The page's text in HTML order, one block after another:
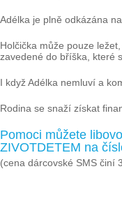
Adélka je plně odkázána
Holčička může pouze
zavedené do bříška, které
I když Adélka nemluví a
Rodina se snaží získat
Pomoci můžete
ZIVOTDETEM na
(cena dárcovské SMS činí